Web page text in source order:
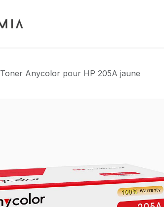
Toner Anycolor pour HP 205A jaune